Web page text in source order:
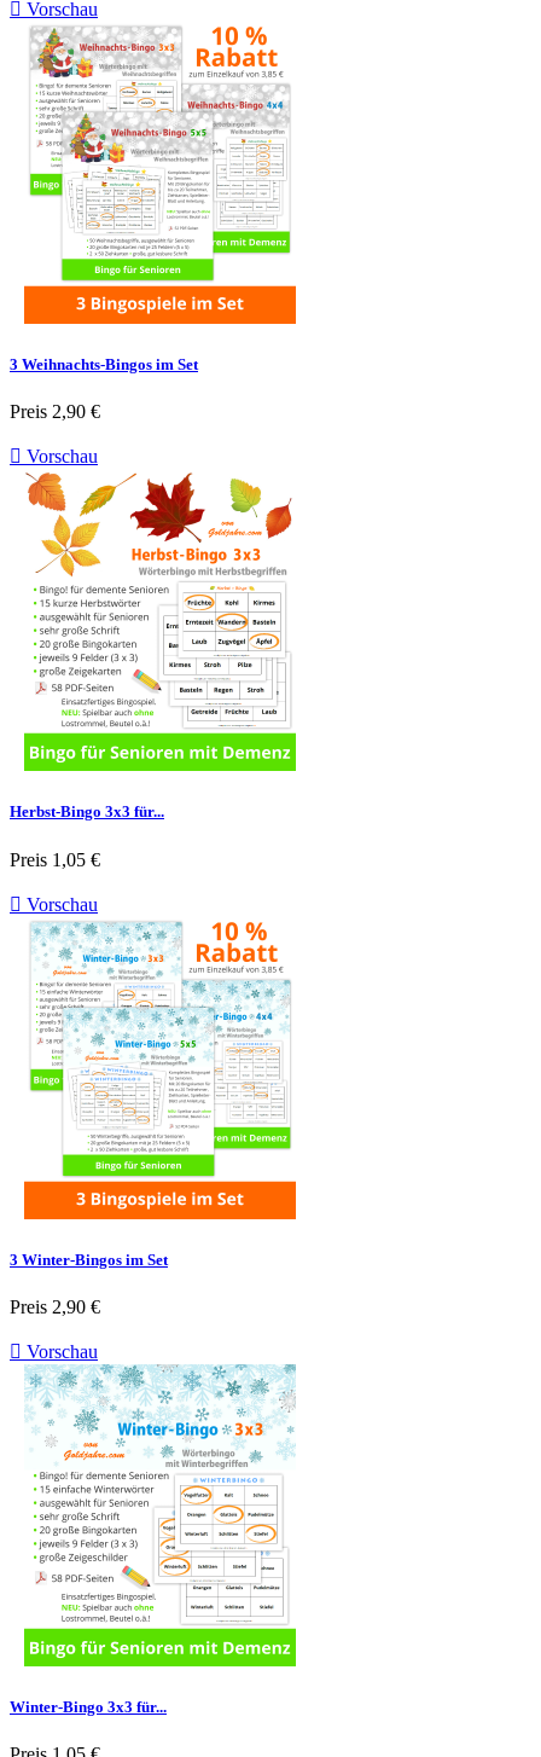
 Vorschau
3 Weihnachts-Bingos im Set
Preis 2,90 €
 Vorschau
Herbst-Bingo 3x3 für...
Preis 1,05 €
 Vorschau
3 Winter-Bingos im Set
Preis 2,90 €
 Vorschau
Winter-Bingo 3x3 für...